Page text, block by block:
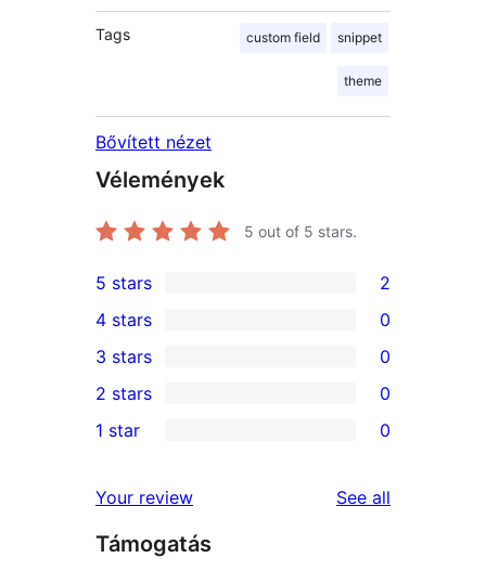
Tags custom field snippet
theme
Bővített nézet
Vélemények
5 out of 5 stars.
2
5-
star
reviews
5 stars 2
4-
star
reviews
4 stars 0
0
3-
star
3 stars 0
2-
reviews
2 stars 0
star
reviews
1 star 0
Your review See all
Támogatás